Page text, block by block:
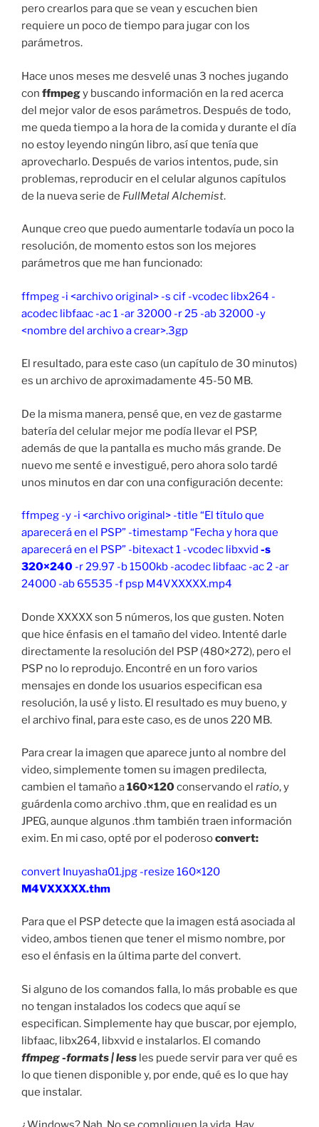
pero crearlos para que se vean y escuchen bien
requiere un poco de tiempo para jugar con los
parámetros.
Hace unos meses me desvelé unas 3 noches jugando
con ffmpegy buscando información en la red acerca
del mejor valor de esos parámetros. Después de todo,
me queda tiempo a la hora de la comida y durante el día
no estoy leyendo ningún libro, así que tenía que
aprovecharlo. Después de varios intentos, pude, sin
problemas, reproducir en el celular algunos capítulos
de la nueva serie de FullMetal Alchemist.
Aunque creo que puedo aumentarle todavía un poco la
resolución, de momento estos son los mejores
parámetros que me han funcionado:
ffmpeg -i <archivo original> -s cif -vcodec libx264 -
acodec libfaac -ac 1 -ar 32000 -r 25 -ab 32000 -y
<nombre del archivo a crear>.3gp
El resultado, para este caso (un capítulo de 30 minutos)
es un archivo de aproximadamente 45-50 MB.
De la misma manera, pensé que, en vez de gastarme
batería del celular mejor me podía llevar el PSP,
además de que la pantalla es mucho más grande. De
nuevo me senté e investigué, pero ahora solo tardé
unos minutos en dar con una configuración decente:
ffmpeg -y -i <archivo original> -title “El título que
aparecerá en el PSP” -timestamp “Fecha y hora que
aparecerá en el PSP” -bitexact 1 -vcodec libxvid -s
320×240 -r 29.97 -b 1500kb -acodec libfaac -ac 2 -ar
24000 -ab 65535 -f psp M4VXXXXX.mp4
Donde XXXXX son 5 números, los que gusten. Noten
que hice énfasis en el tamaño del video. Intenté darle
directamente la resolución del PSP (480×272), pero el
PSP no lo reprodujo. Encontré en un foro varios
mensajes en donde los usuarios especifican esa
resolución, la usé y listo. El resultado es muy bueno, y
el archivo final, para este caso, es de unos 220 MB.
Para crear la imagen que aparece junto al nombre del
video, simplemente tomen su imagen predilecta,
cambien el tamaño a160×120conservando el ratio, y
guárdenla como archivo .thm, que en realidad es un
JPEG, aunque algunos .thm también traen información
exim. En mi caso, opté por el poderosoconvert:
convert Inuyasha01.jpg -resize 160×120
M4VXXXXX.thm
Para que el PSP detecte que la imagen está asociada al
video, ambos tienen que tener el mismo nombre, por
eso el énfasis en la última parte del convert.
Si alguno de los comandos falla, lo más probable es que
no tengan instalados los codecs que aquí se
especifican. Simplemente hay que buscar, por ejemplo,
libfaac, libx264, libxvid e instalarlos. El comando
ffmpeg -formats | less les puede servir para ver qué es
lo que tienen disponible y, por ende, qué es lo que hay
que instalar.